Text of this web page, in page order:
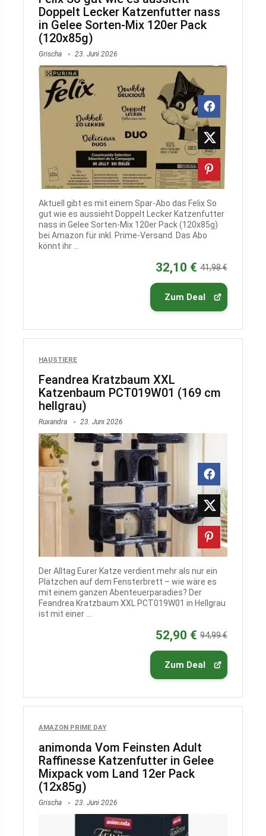
Doppelt Lecker Katzenfutter nass
in Gelee Sorten-Mix 120er Pack
(120x85g)
Grischa 23. Juni 2026
Aktuell gibt es mit einem Spar-Abo das Felix So
gut wie es aussieht Doppelt Lecker Katzenfutter
nass in Gelee Sorten-Mix 120er Pack (120x85g)
bei Amazon für inkl. Prime-Versand. Das Abo
könnt ihr ...
32,10 € 41,98 €
Zum Deal
HAUSTIERE
Feandrea Kratzbaum XXL
Katzenbaum PCT019W01 (169 cm
hellgrau)
Ruxandra 23. Juni 2026
Der Alltag Eurer Katze verdient mehr als nur ein
Plätzchen auf dem Fensterbrett – wie wäre es
mit einem ganzen Abenteuerparadies? Der
Feandrea Kratzbaum XXL PCT019W01 in Hellgrau
ist mit einer ...
52,90 € 94,99 €
Zum Deal
AMAZON PRIME DAY
animonda Vom Feinsten Adult
Raffinesse Katzenfutter in Gelee
Mixpack vom Land 12er Pack
(12x85g)
Grischa 23. Juni 2026